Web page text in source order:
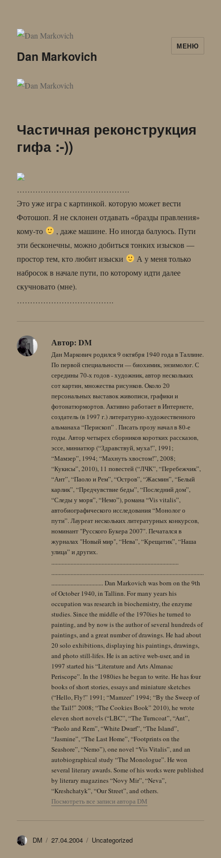
Dan Markovich
МЕНЮ
Частичная реконструкция
гифа :-))
…………………………………….
Это уже игра с картинкой. которую может вести
Фотошоп. Я не склонен отдавать «бразды правления»
кому-то
, даже машине. Но иногда балуюсь. Пути
эти бесконечны, можно добиться тонких изысков —
простор тем, кто любит изыски
А у меня только
набросок в начале пути, по которому идти далее
скучновато (мне).
……………………………….
Автор: DM
Дан Маркович родился 9 октября 1940 года в Таллине.
По первой специальности — биохимик, энзимолог. С
середины 70-х годов - художник, автор нескольких
сот картин, множества рисунков. Около 20
персональных выставок живописи, графики и
фотонатюрмортов. Активно работает в Интернете,
создатель (в 1997 г.) литературно-художественного
альманаха “Перископ” . Писать прозу начал в 80-е
годы. Автор четырех сборников коротких рассказов,
эссе, миниатюр (“Здравствуй, муха!”, 1991;
“Мамзер”, 1994; “Махнуть хвостом!”, 2008;
“Кукисы”, 2010), 11 повестей (“ЛЧК”, “Перебежчик”,
“Ант”, “Паоло и Рем”, “Остров”, “Жасмин”, “Белый
карлик”, “Предчувствие беды”, “Последний дом”,
“Следы у моря”, “Немо”), романа “Vis vitalis”,
автобиографического исследования “Монолог о
пути”. Лауреат нескольких литературных конкурсов,
номинант "Русского Букера 2007". Печатался в
журналах "Новый мир", “Нева”, “Крещатик”, “Наша
улица” и других.
......................................................................................
.......................................................................................................
................................... Dan Markovich was born on the 9th
of October 1940, in Tallinn. For many years his
occupation was research in biochemistry, the enzyme
studies. Since the middle of the 1970ies he turned to
painting, and by now is the author of several hundreds of
paintings, and a great number of drawings. He had about
20 solo exhibitions, displaying his paintings, drawings,
and photo still-lifes. He is an active web-user, and in
1997 started his “Literature and Arts Almanac
Periscope”. In the 1980ies he began to write. He has four
books of short stories, essays and miniature sketches
(“Hello, Fly!” 1991; “Mamzer” 1994; “By the Sweep of
the Tail!” 2008; “The Cookies Book” 2010), he wrote
eleven short novels (“LBC”, “The Turncoat”, “Ant”,
“Paolo and Rem”, “White Dwarf”, “The Island”,
“Jasmine”, “The Last Home”, “Footprints on the
Seashore”, “Nemo”), one novel “Vis Vitalis”, and an
autobiographical study “The Monologue”. He won
several literary awards. Some of his works were published
by literary magazines “Novy Mir”, “Neva”,
“Kreshchatyk”, “Our Street”, and others.
Посмотреть все записи автора DM
Автор
DM Опубликовано
27.04.2004 Рубрики
Uncategorized